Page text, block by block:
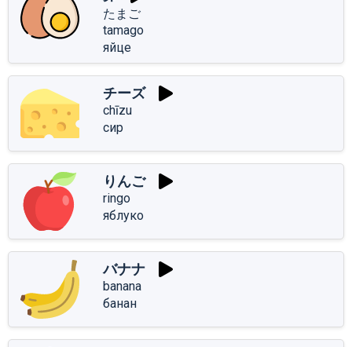
たまご
tamago
яйце
チーズ
chīzu
сир
りんご
ringo
яблуко
バナナ
banana
банан